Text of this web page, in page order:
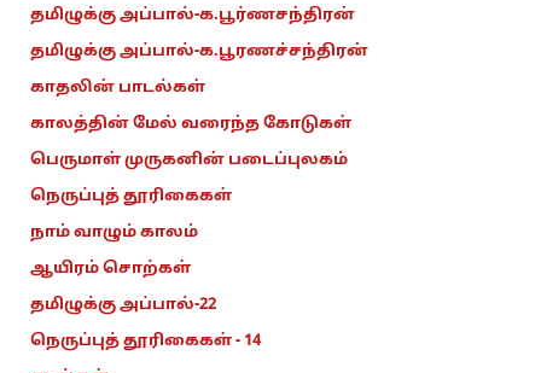
தமிழுக்கு அப்பால்-க.பூர்ணசந்திரன்
தமிழுக்கு அப்பால்-க.பூரணச்சந்திரன்
காதலின் பாடல்கள்
காலத்தின் மேல் வரைந்த கோடுகள்
பெருமாள் முருகனின் படைப்புலகம்
நெருப்புத் தூரிகைகள்
நாம் வாழும் காலம்
ஆயிரம் சொற்கள்
தமிழுக்கு அப்பால்-22
நெருப்புத் தூரிகைகள் - 14